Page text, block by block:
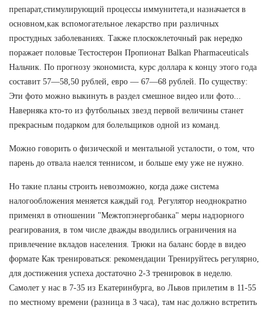
препарат,стимулирующий процессы иммунитета,и назначается в
основном,как вспомогательное лекарство при различных
простудных заболеваниях. Также плоскоклеточный рак нередко
поражает половые Тестостерон Пропионат Balkan Pharmaceuticals
Нальчик. По прогнозу экономиста, курс доллара к концу этого года
составит 57—58,50 рублей, евро — 67—68 рублей. По существу:
Эти фото можно выкинуть в раздел смешное видео или фото...
Наверняка кто-то из футбольных звезд первой величины станет
прекрасным подарком для болельщиков одной из команд.
Можно говорить о физической и ментальной усталости, о том, что
парень до отвала наелся теннисом, и больше ему уже не нужно.
Но такие планы строить невозможно, когда даже система
налогообложения меняется каждый год. Регулятор неоднократно
применял в отношении "Межтопэнергобанка" меры надзорного
реагирования, в том числе дважды вводились ограничения на
привлечение вкладов населения. Трюки на баланс борде в видео
формате Как тренироваться: рекомендации Тренируйтесь регулярно,
для достижения успеха достаточно 2-3 тренировок в неделю.
Самолет у нас в 7-35 из Екатеринбурга, во Львов прилетим в 11-55
по местному времени (разница в 3 часа), там нас должно встретить